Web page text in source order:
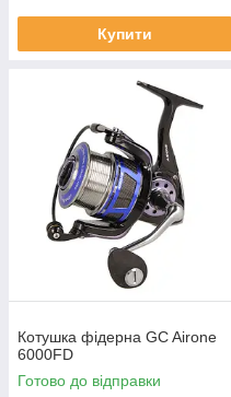
Купити
Котушка фідерна GC Airone
6000FD
Готово до відправки